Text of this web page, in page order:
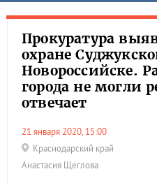
Прокуратура
охране
Новороссийске.
города не могли
отвечает
21 января 2020, 15:00
Краснодарский край
Анастасия Щеглова